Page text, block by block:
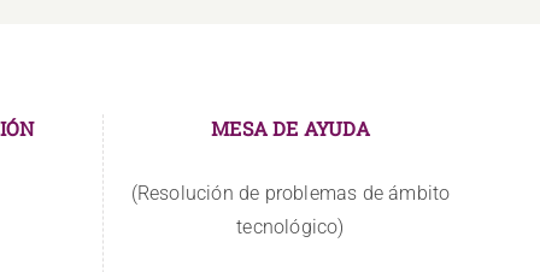
MESA DE AYUDA
(Resolución de problemas de ámbito
tecnológico)